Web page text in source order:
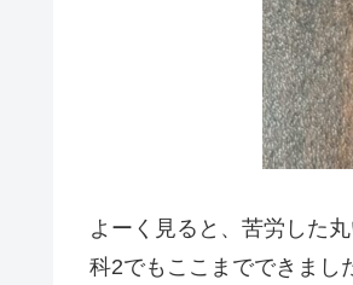
よーく見ると、苦労した
科2でもここまでできまし